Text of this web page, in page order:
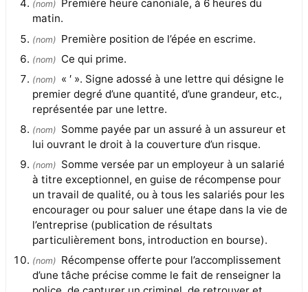
(nom) Première heure canoniale, à 6 heures du
matin.
(nom) Première position de l’épée en escrime.
(nom) Ce qui prime.
(nom) « ′ ». Signe adossé à une lettre qui désigne le
premier degré d’une quantité, d’une grandeur, etc.,
représentée par une lettre.
(nom) Somme payée par un assuré à un assureur et
lui ouvrant le droit à la couverture d’un risque.
(nom) Somme versée par un employeur à un salarié
à titre exceptionnel, en guise de récompense pour
un travail de qualité, ou à tous les salariés pour les
encourager ou pour saluer une étape dans la vie de
l’entreprise (publication de résultats
particulièrement bons, introduction en bourse).
(nom) Récompense offerte pour l’accomplissement
d’une tâche précise comme le fait de renseigner la